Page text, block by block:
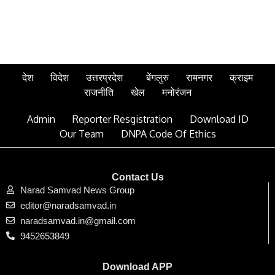
देश विदेश उत्तरप्रदेश बेंगलुरु रामनगर
क्राइम
राजनीति
खेल मनोरंजन
Admin Reporter Resgistration
Download ID
Our Team
DNPA Code Of Ethics
Contact Us
Narad Samvad News Group
editor@naradsamvad.in
naradsamvad.in@gmail.com
9452653849
Download APP